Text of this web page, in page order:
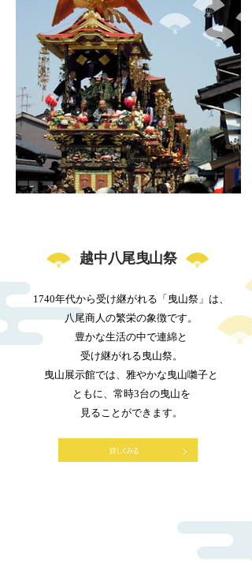
越中八尾曳山祭
1740年代から受け継がれる「曳山祭」は、
八尾商人の繁栄の象徴です。
豊かな生活の中で連綿と
受け継がれる曳山祭。
曳山展示館では、雅やかな曳山囃子と
ともに、常時3台の曳山を
見ることができます。